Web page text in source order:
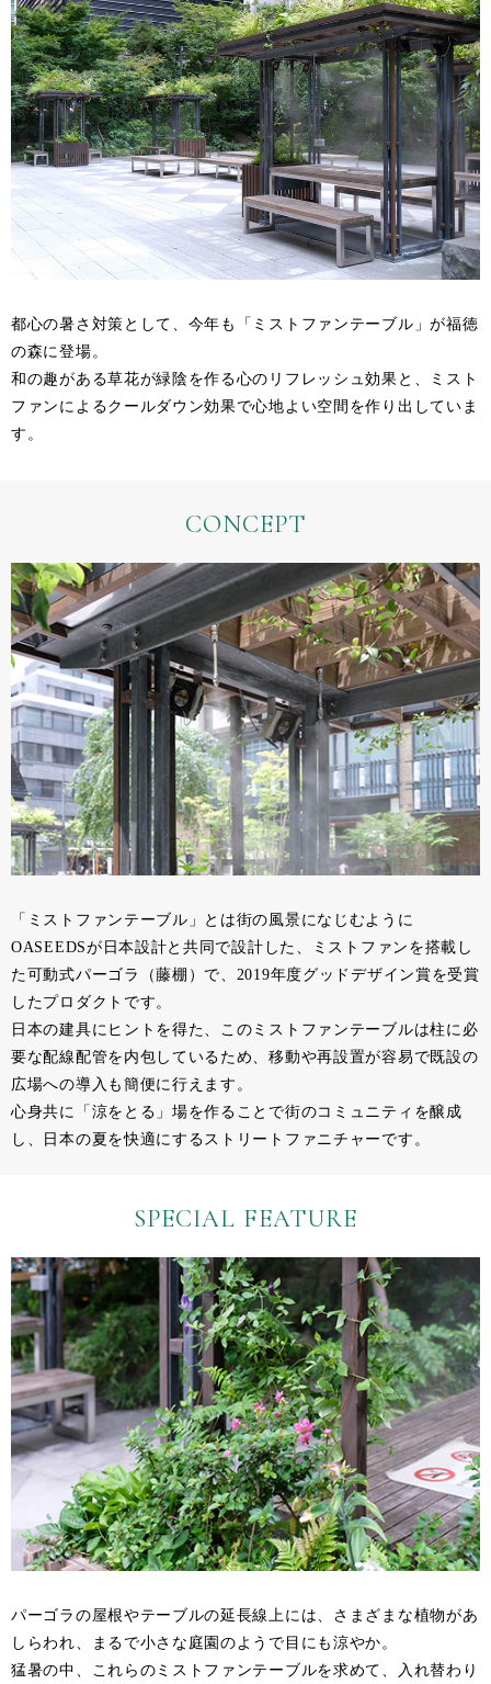
都心の暑さ対策として、今年も「ミストファンテーブル」が福徳
の森に登場。
和の趣がある草花が緑陰を作る心のリフレッシュ効果と、ミスト
ファンによるクールダウン効果で心地よい空間を作り出していま
す。
CONCEPT
「ミストファンテーブル」とは街の風景になじむように
OASEEDSが日本設計と共同で設計した、ミストファンを搭載し
た可動式パーゴラ（藤棚）で、2019年度グッドデザイン賞を受賞
したプロダクトです。
日本の建具にヒントを得た、このミストファンテーブルは柱に必
要な配線配管を内包しているため、移動や再設置が容易で既設の
広場への導入も簡便に行えます。
心身共に「涼をとる」場を作ることで街のコミュニティを醸成
し、日本の夏を快適にするストリートファニチャーです。
SPECIAL FEATURE
パーゴラの屋根やテーブルの延長線上には、さまざまな植物があ
しらわれ、まるで小さな庭園のようで目にも涼やか。
猛暑の中、これらのミストファンテーブルを求めて、入れ替わり